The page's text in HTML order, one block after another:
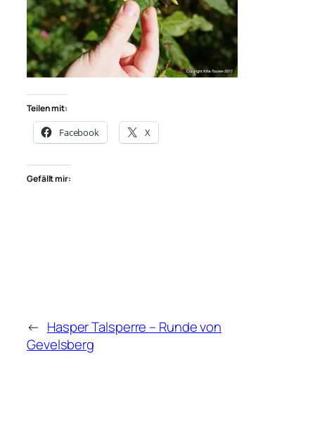
Teilen mit:
Facebook X
Gefällt mir:
← Hasper Talsperre – Runde von
Gevelsberg